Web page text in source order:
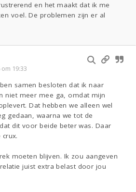
en het maakt dat ik me
voel. De problemen zijn er al
19:33
samen besloten dat ik naar
niet meer mee ga, omdat mijn
Dat hebben we alleen wel
gedaan, waarna we tot de
dit voor beide beter was. Daar
moeten blijven. Ik zou aangeven
juist extra belast door jou